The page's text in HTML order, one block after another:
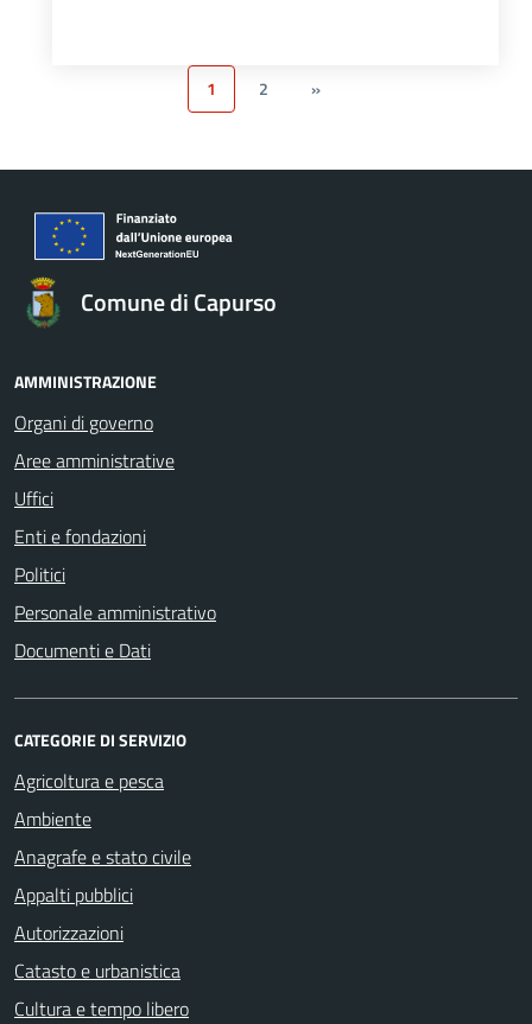
1 2 »
Comune di Capurso
AMMINISTRAZIONE
Organi di governo
Aree amministrative
Uffici
Enti e fondazioni
Politici
Personale amministrativo
Documenti e Dati
CATEGORIE DI SERVIZIO
Agricoltura e pesca
Ambiente
Anagrafe e stato civile
Appalti pubblici
Autorizzazioni
Catasto e urbanistica
Cultura e tempo libero